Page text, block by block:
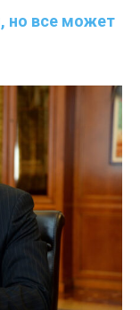
но все может